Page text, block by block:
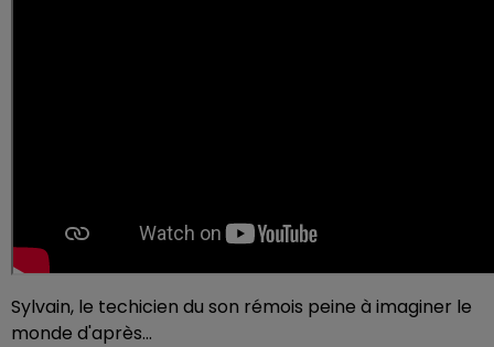
Sylvain, le techicien du son rémois peine à imaginer le
monde d'après...